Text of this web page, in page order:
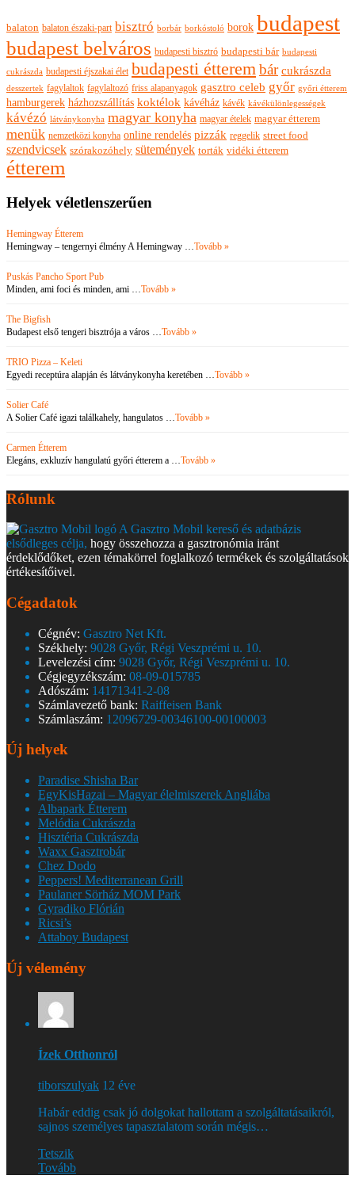
balaton balaton északi-part bisztró borbár borkóstoló borok budapest
budapest belváros budapesti bisztró budapesti bár budapesti
cukrászda budapesti éjszakai élet budapesti étterembár cukrászda
desszertek fagylaltok fagylaltozó friss alapanyagok gasztro celeb győr győri étterem
hamburgerek házhozszállítás koktélok kávéház kávék kávékülönlegességek
kávézó látványkonyha magyar konyha magyar ételek magyar étterem
menük nemzetközi konyha online rendelés pizzák reggelik street food
szendvicsek szórakozóhely sütemények torták vidéki étterem
étterem
Helyek véletlenszerűen
Hemingway Étterem
Hemingway – tengernyi élmény A Hemingway …Tovább »
Puskás Pancho Sport Pub
Minden, ami foci és minden, ami …Tovább »
The Bigfish
Budapest első tengeri bisztrója a város …Tovább »
TRIO Pizza – Keleti
Egyedi receptúra alapján és látványkonyha keretében …Tovább »
Solier Café
A Solier Café igazi találkahely, hangulatos …Tovább »
Carmen Étterem
Elegáns, exkluzív hangulatú győri étterem a …Tovább »
Rólunk
A Gasztro Mobil kereső és adatbázis
elsődleges célja, hogy összehozza a gasztronómia iránt
érdeklődőket, ezen témakörrel foglalkozó termékek és szolgáltatások
értékesítőivel.
Cégadatok
Cégnév: Gasztro Net Kft.
Székhely: 9028 Győr, Régi Veszprémi u. 10.
Levelezési cím: 9028 Győr, Régi Veszprémi u. 10.
Cégjegyzékszám: 08-09-015785
Adószám: 14171341-2-08
Számlavezető bank: Raiffeisen Bank
Számlaszám: 12096729-00346100-00100003
Új helyek
Paradise Shisha Bar
EgyKisHazai – Magyar élelmiszerek Angliába
Albapark Étterem
Melódia Cukrászda
Hisztéria Cukrászda
Waxx Gasztrobár
Chez Dodo
Peppers! Mediterranean Grill
Paulaner Sörház MOM Park
Gyradiko Flórián
Ricsi’s
Attaboy Budapest
Új vélemény
Ízek Otthonról
tiborszulyak 12 éve
Habár eddig csak jó dolgokat hallottam a szolgáltatásaikról,
sajnos személyes tapasztalatom során mégis…
Tetszik
Tovább